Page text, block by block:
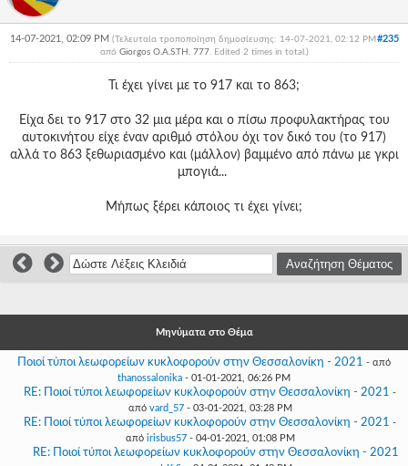
-
-
-
Επισκέπτη!
Σύνδεση
Εγγραφή
#235
14-07-2021, 02:09 PM (Τελευταία τροποποίηση δημοσίευσης: 14-07-2021, 02:12 PM
από Giorgos O.A.S.TH. 777. Edited 2 times in total.)
Τι έχει γίνει με το 917 και το 863;
Είχα δει το 917 στο 32 μια μέρα και ο πίσω προφυλακτήρας του
αυτοκινήτου είχε έναν αριθμό στόλου όχι τον δικό του (το 917)
αλλά το 863 ξεθωριασμένο και (μάλλον) βαμμένο από πάνω με γκρι
μπογιά...
Μήπως ξέρει κάποιος τι έχει γίνει;
Μηνύματα στο Θέμα
Ποιοί τύποι λεωφορείων κυκλοφορούν στην Θεσσαλονίκη - 2021 - από
thanossalonika - 01-01-2021, 06:26 PM
RE: Ποιοί τύποι λεωφορείων κυκλοφορούν στην Θεσσαλονίκη - 2021 -
από vard_57- 03-01-2021, 03:28 PM
RE: Ποιοί τύποι λεωφορείων κυκλοφορούν στην Θεσσαλονίκη - 2021 -
από irisbus57- 04-01-2021, 01:08 PM
RE: Ποιοί τύποι λεωφορείων κυκλοφορούν στην Θεσσαλονίκη - 2021